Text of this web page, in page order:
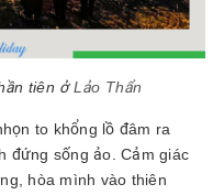
tiên ởLảo Thẩn
to khổng lồ đâm ra
đứng sống ảo. Cảm giác
hòa mình vào thiên